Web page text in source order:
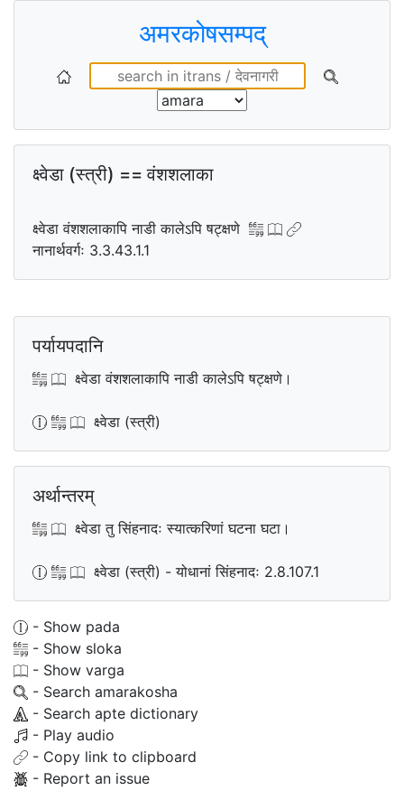
अमरकोषसम्पद्
क्ष्वेडा (स्त्री) == वंशशलाका
क्ष्वेडा वंशशलाकापि नाडी कालेऽपि षट्क्षणे
नानार्थवर्गः 3.3.43.1.1
पर्यायपदानि
क्ष्वेडा वंशशलाकापि नाडी कालेऽपि षट्क्षणे।
क्ष्वेडा (स्त्री)
अर्थान्तरम्
क्ष्वेडा तु सिंहनादः स्यात्करिणां घटना घटा।
क्ष्वेडा (स्त्री) - योधानां सिंहनादः 2.8.107.1
- Show pada
- Show sloka
- Show varga
- Search amarakosha
- Search apte dictionary
- Play audio
- Copy link to clipboard
- Report an issue